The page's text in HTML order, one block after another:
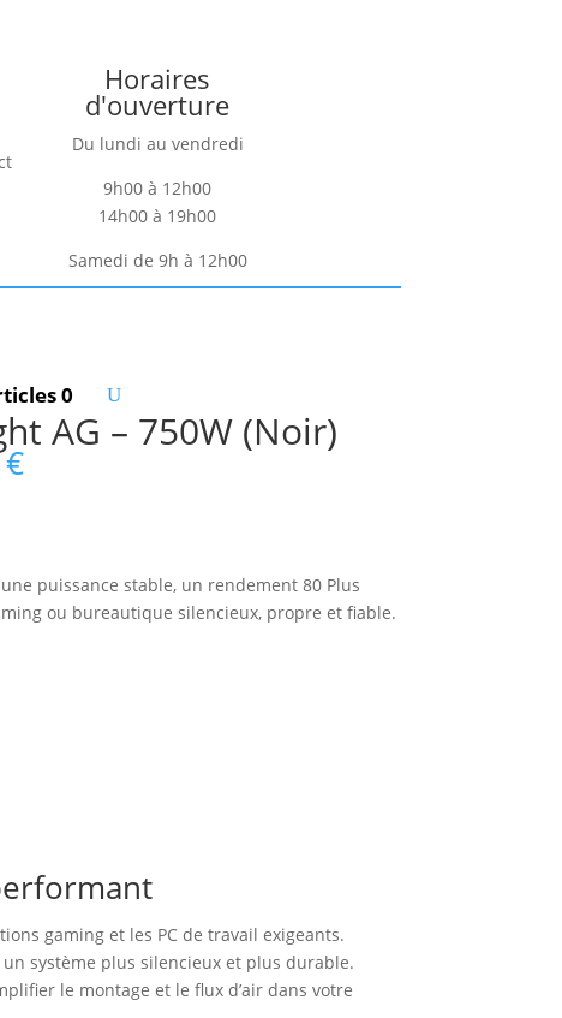
Horaires
d'ouverture
Du lundi au vendredi
9h00 à 12h00
14h00 à 19h00
Samedi de 9h à 12h00
0
AG – 750W (Noir)
€
puissance stable, un rendement 80 Plus
ou bureautique silencieux, propre et fiable.
gaming et les PC de travail exigeants.
système plus silencieux et plus durable.
le montage et le flux d’air dans votre